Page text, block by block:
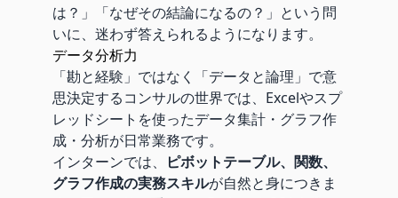
は？」「なぜその結論になるの？」という問
いに、迷わず答えられるようになります。
データ分析力
「勘と経験」ではなく「データと論理」で意
思決定するコンサルの世界では、Excelやスプ
レッドシートを使ったデータ集計・グラフ作
成・分析が日常業務です。
インターンでは、
ピボットテーブル、関数、
グラフ作成の実務スキルが自然と身につきま